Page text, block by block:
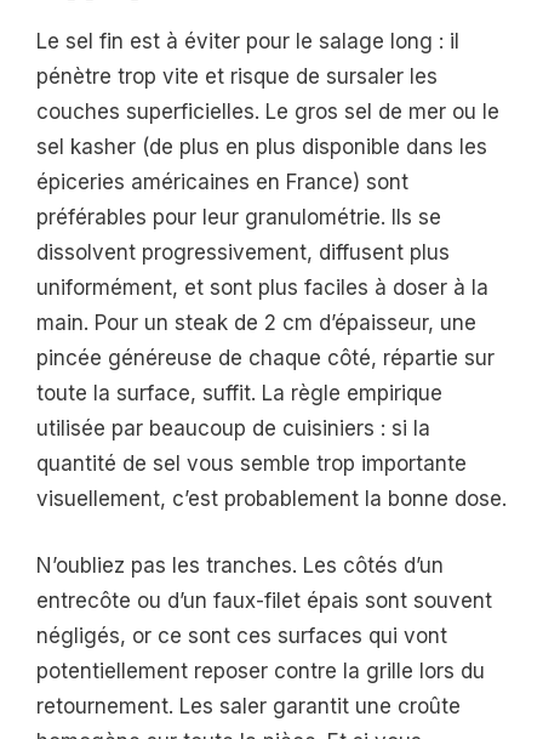
Le sel fin est à éviter pour le salage long : il
pénètre trop vite et risque de sursaler les
couches superficielles. Le gros sel de mer ou le
sel kasher (de plus en plus disponible dans les
épiceries américaines en France) sont
préférables pour leur granulométrie. Ils se
dissolvent progressivement, diffusent plus
uniformément, et sont plus faciles à doser à la
main. Pour un steak de 2 cm d’épaisseur, une
pincée généreuse de chaque côté, répartie sur
toute la surface, suffit. La règle empirique
utilisée par beaucoup de cuisiniers : si la
quantité de sel vous semble trop importante
visuellement, c’est probablement la bonne dose.
N’oubliez pas les tranches. Les côtés d’un
entrecôte ou d’un faux-filet épais sont souvent
négligés, or ce sont ces surfaces qui vont
potentiellement reposer contre la grille lors du
retournement. Les saler garantit une croûte